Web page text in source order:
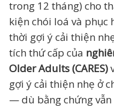
trong 12 tháng) cho
kiện chói loá và phục
thời gợi ý cải thiện
tích thứ cấp của
Older Adults (CARES)
gợi ý cải thiện nhẹ ở
— dù bằng chứng vẫn